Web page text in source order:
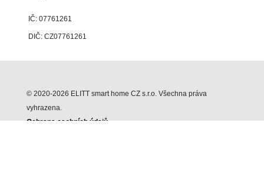
IČ: 07761261
DIČ: CZ07761261
© 2020-2026 ELITT smart home CZ s.r.o. Všechna práva
vyhrazena.
Ochrana osobních údajů